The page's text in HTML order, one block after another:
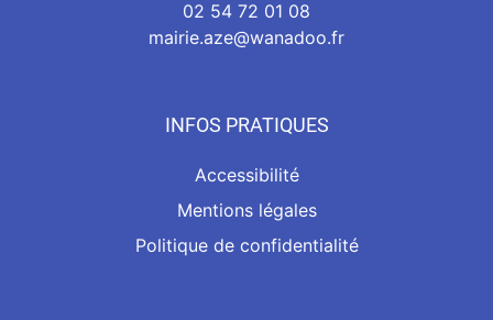
02 54 72 01 08
mairie.aze@wanadoo.fr
INFOS PRATIQUES
Accessibilité
Mentions légales
Politique de confidentialité